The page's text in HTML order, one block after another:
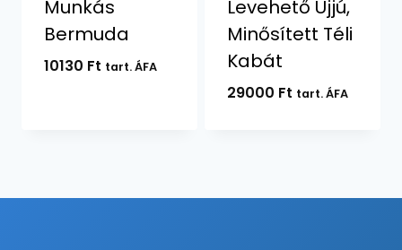
Munkás
Bermuda
10130 Ft tart. ÁFA
Levehető Ujjú,
Minősített Téli
Kabát
29000 Ft tart. ÁFA